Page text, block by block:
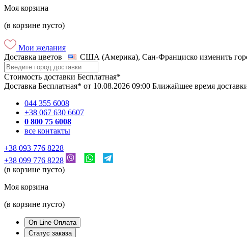
Моя корзина
(в корзине пусто)
Мои желания
Доставка цветов
США (Америка), Сан-Франциско изменить
Стоимость доставки Бесплатная*
Доставка Бесплатная* от 10.08.2026 09:00 Ближайшее время
044 355 6008
+38 067 630 6607
0 800 75 6008
все контакты
+38 093 776 8228
+38 099 776 8228
(в корзине пусто)
Моя корзина
(в корзине пусто)
On-Line Оплата
Статус заказа